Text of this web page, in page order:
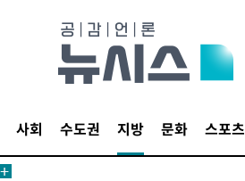
사회 수도권 지방 문화 스포츠